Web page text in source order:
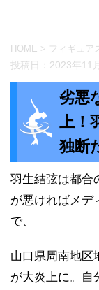
HOME > フィギュア
投稿日： 2023年11
劣悪
上！
独断
羽生結弦は都合
が悪ければメデ
で、
山口県周南地区
が大炎上に。自